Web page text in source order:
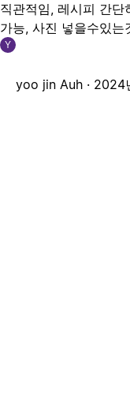
직관적임, 레시피 간
가능, 사진 넣을수있
Y
yoo jin Auh · 2024